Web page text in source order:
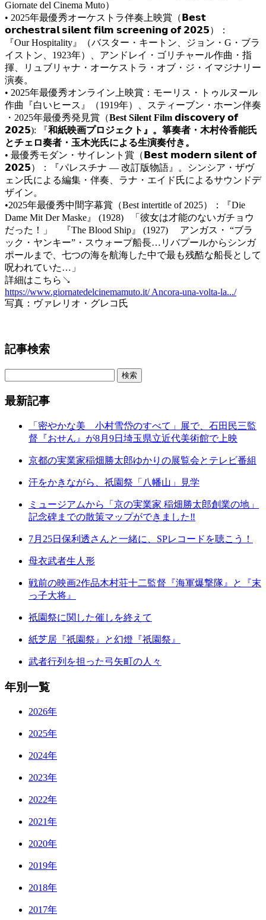
Giornate del Cinema Muto）
• 2025年最優秀オーケストラ伴奏上映賞（𝗕𝗲𝘀𝘁
𝗼𝗿𝗰𝗵𝗲𝘀𝘁𝗿𝗮𝗹 𝘀𝗶𝗹𝗲𝗻𝘁 𝗳𝗶𝗹𝗺 𝘀𝗰𝗿𝗲𝗲𝗻𝗶𝗻𝗴 𝗼𝗳 𝟮𝟬𝟮𝟱）：
『Our Hospitality』（バスター・キートン、ジョン・G・ブラ
イストン、1923年）、アンドレイ・ゴリチャール作曲・指
揮、リュブリャナ・オーケストラ・オブ・ジ・イマジナリー
演奏。
• 2025年最優秀オンライン上映賞：モーリス・トゥルヌール
作曲『白いヒース』（1919年）、スティーブン・ホーン伴奏
・2025年最優秀発見賞（Best Silent Film 𝗱𝗶𝘀𝗰𝗼𝘃𝗲𝗿𝘆 𝗼𝗳
𝟮𝟬𝟮𝟱): 『和紙映画プロジェクト』。箏奏者・木村伶香能氏
とチェロ奏者・玉木光氏による生演奏付き。
• 最優秀モダン・サイレント賞（𝗕𝗲𝘀𝘁 𝗺𝗼𝗱𝗲𝗿𝗻 𝘀𝗶𝗹𝗲𝗻𝘁 𝗼𝗳
𝟮𝟬𝟮𝟱）：『パレスチナ ― 改訂版物語』。シンシア・ザヴ
ェン氏による編集・伴奏、ラナ・エイド氏によるサウンドデ
ザイン。
•2025年最優秀中間字幕賞（Best intertitle of 2025）：『Die
Dame Mit Der Maske』 (1928) 「彼女は才能のないガチョウ
だった！」 『The Blood Ship』 (1927) アンガス・ “ブラ
ック・ヤンキー”・スウォープ船長…リバプールからシンガ
ポールまで、七つの海を航海した中で最も残酷な船長として
呪われていた…」
詳細はこちら↘️
https://www.giornatedelcinemamuto.it/ Ancora-una-volta-la.../
写真：ヴァレリオ・グレコ氏
記事検索
最新記事
「密やかな美 小村雪岱のすべて」展で、石田民三監
督『おせん』が8月9日埼玉県立近代美術館で上映
京都の実業家稲畑勝太郎ゆかりの展覧会とテレビ番組
汗をかきながら、祇園祭「八幡山」見学
ミュージアムから「京の実業家 稲畑勝太郎創業の地」
記念碑までの散策マップができました‼
7月25日保利透さんと一緒に、SPレコードを聴こう！
母衣武者生人形
戦前の映画2作品木村荘十二監督『海軍爆撃隊』と『末
っ子大将』
祇園祭に関した催しを終えて
紙芝居『祇園祭』と幻燈『祇園祭』
武者行列を担った弓矢町の人々
年別一覧
2026年
2025年
2024年
2023年
2022年
2021年
2020年
2019年
2018年
2017年